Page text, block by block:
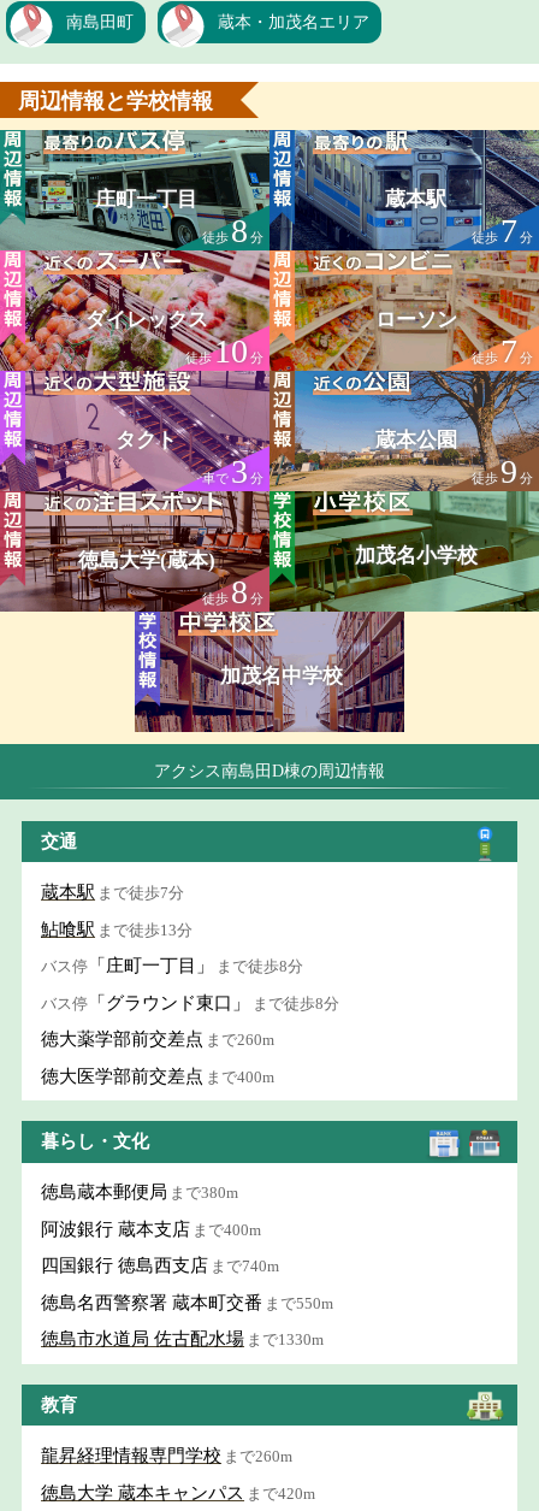
南島田町 蔵本・加茂名エリア
周辺情報と学校情報
庄町一丁目
徒歩8分
蔵本駅
徒歩7分
ダイレックス
徒歩10分
ローソン
徒歩7分
タクト
車で3分
蔵本公園
徒歩9 分
徳島大学(蔵本)
徒歩8分
加茂名小学校
加茂名中学校
アクシス南島田D棟の周辺情報
交通
蔵本駅 まで徒歩7分
鮎喰駅 まで徒歩13分
バス停 「庄町一丁目」 まで徒歩8分
バス停 「グラウンド東口」 まで徒歩8分
徳大薬学部前交差点 まで260m
徳大医学部前交差点 まで400m
暮らし・文化
徳島蔵本郵便局 まで380m
阿波銀行 蔵本支店 まで400m
四国銀行 徳島西支店 まで740m
徳島名西警察署 蔵本町交番 まで550m
徳島市水道局 佐古配水場 まで1330m
教育
龍昇経理情報専門学校 まで260m
徳島大学 蔵本キャンパス まで420m